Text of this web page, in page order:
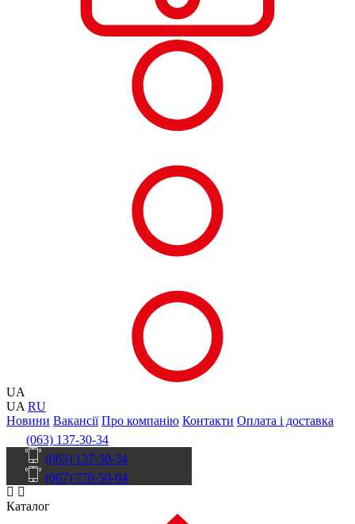
UA
UA RU
Новини Вакансії Про компанію Контакти Оплата і доставка
(063) 137-30-34
(063) 137-30-34
(067) 770-50-04
Каталог